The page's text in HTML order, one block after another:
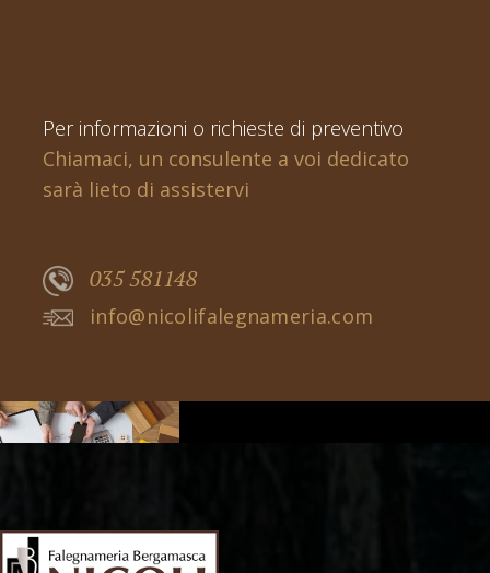
Per informazioni o richieste di preventivo
Chiamaci, un consulente a voi dedicato
sarà lieto di assistervi
035 581148
info@nicolifalegnameria.com